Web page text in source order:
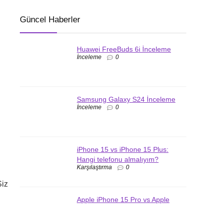
Güncel Haberler
Huawei FreeBuds 6i İnceleme
İnceleme 0
Samsung Galaxy S24 İnceleme
İnceleme 0
iPhone 15 vs iPhone 15 Plus:
Hangi telefonu almalıyım?
Karşılaştırma 0
Apple iPhone 15 Pro vs Apple